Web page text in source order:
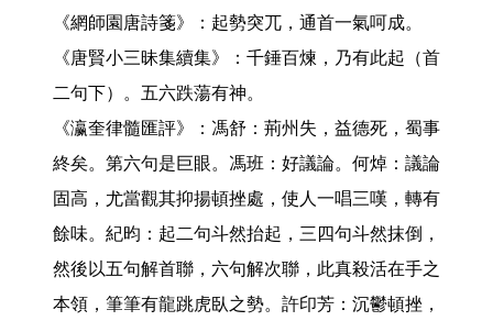
《網師園唐詩箋》：起勢突兀，通首一氣呵成。
《唐賢小三昧集續集》：千錘百煉，乃有此起（首
二句下）。五六跌蕩有神。
《瀛奎律髓匯評》：馮舒：荊州失，益德死，蜀事
終矣。第六句是巨眼。馮班：好議論。何焯：議論
固高，尤當觀其抑揚頓挫處，使人一唱三嘆，轉有
餘味。紀昀：起二句斗然抬起，三四句斗然抹倒，
然後以五句解首聯，六句解次聯，此真殺活在手之
本領，筆筆有龍跳虎臥之勢。許印芳：沉鬱頓挫，